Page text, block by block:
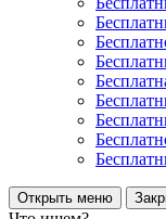
Открыть меню